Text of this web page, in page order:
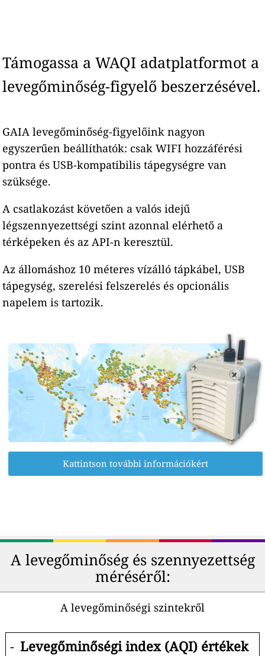
Támogassa a WAQI adatplatformot a
levegőminőség-figyelő beszerzésével.
GAIA levegőminőség-figyelőink nagyon
egyszerűen beállíthatók: csak WIFI hozzáférési
pontra és USB-kompatibilis tápegységre van
szüksége.
A csatlakozást követően a valós idejű
légszennyezettségi szint azonnal elérhető a
térképeken és az API-n keresztül.
Az állomáshoz 10 méteres vízálló tápkábel, USB
tápegység, szerelési felszerelés és opcionális
napelem is tartozik.
Kattintson további információkért
A levegőminőség és szennyezettség
méréséről:
A levegőminőségi szintekről
- Levegőminőségi index (AQI) értékek